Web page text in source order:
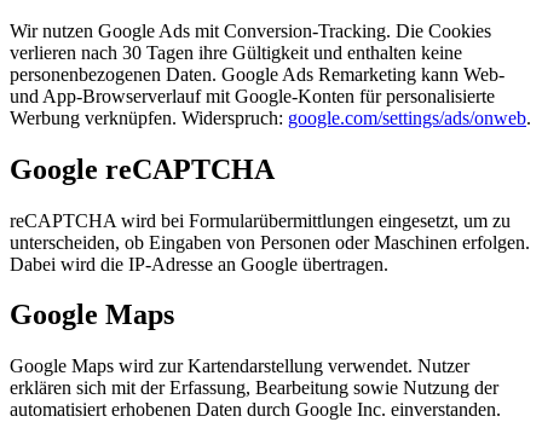
Wir nutzen Google Ads mit Conversion-Tracking. Die Cookies
verlieren nach 30 Tagen ihre Gültigkeit und enthalten keine
personenbezogenen Daten. Google Ads Remarketing kann Web-
und App-Browserverlauf mit Google-Konten für personalisierte
Werbung verknüpfen. Widerspruch: google.com/settings/ads/onweb.
Google reCAPTCHA
reCAPTCHA wird bei Formularübermittlungen eingesetzt, um zu
unterscheiden, ob Eingaben von Personen oder Maschinen erfolgen.
Dabei wird die IP-Adresse an Google übertragen.
Google Maps
Google Maps wird zur Kartendarstellung verwendet. Nutzer
erklären sich mit der Erfassung, Bearbeitung sowie Nutzung der
automatisiert erhobenen Daten durch Google Inc. einverstanden.